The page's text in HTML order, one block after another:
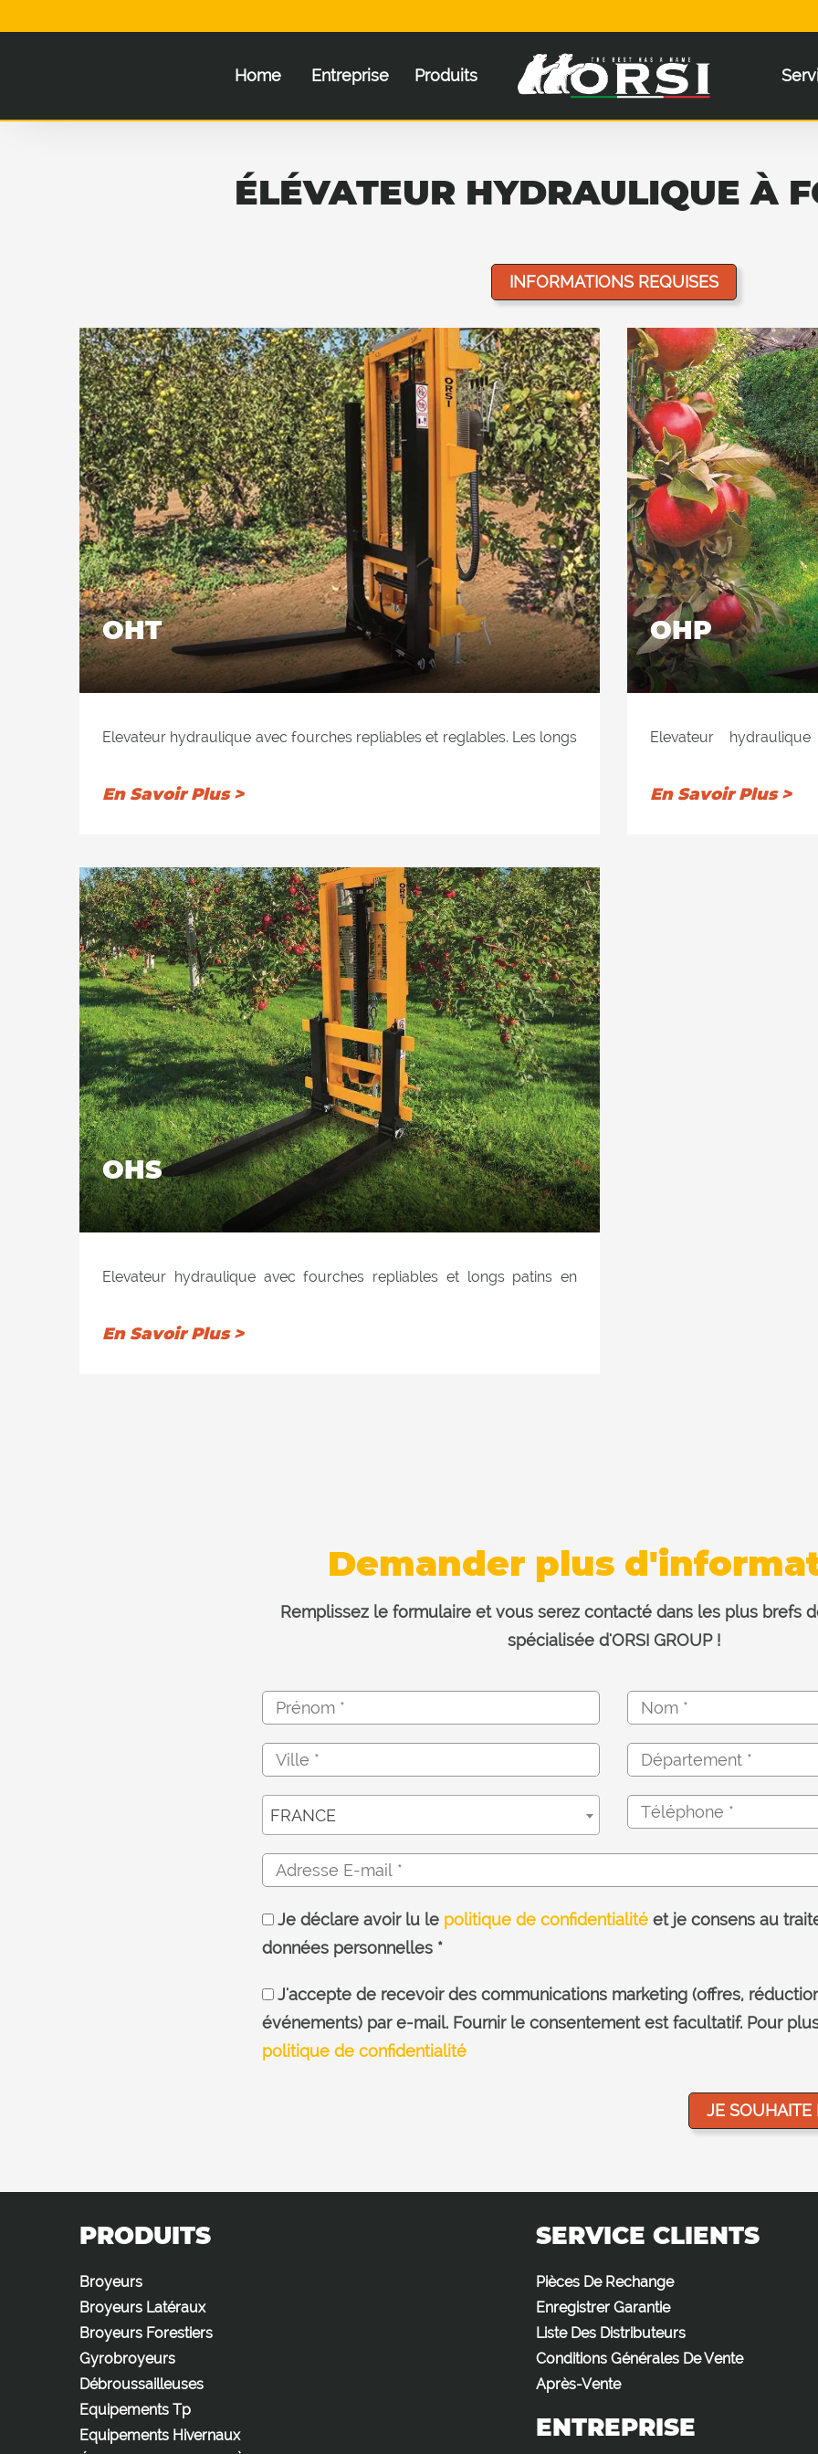
Home Entreprise Produits
ÉLÉVATEUR HYDRAULIQUE À
INFORMATIONS REQUISES
OHT
Elevateur hydraulique avec fourches repliables et reglables. Les longs
au mouvement supplementaire. Presseur de charge, patins en arnite
En Savoir Plus >
OHP
Elevateur
arnite anti-usure et
En Savoir Plus >
OHS
Elevateur hydraulique avec fourches repliables et longs patins en
distributeur. Distributeur prédisposé au mouvement supplementaire,
En Savoir Plus >
Demander plus
Remplissez le formulaire et vous serez contacté dans les plus brefs
spécialisée d'ORSI GROUP !
FRANCE
Je déclare avoir lu le politique de confidentialité et je consens au
données personnelles *
J'accepte de recevoir des communications marketing (offres,
événements) par e-mail. Fournir le consentement est facultatif. Pour
politique de confidentialité
PRODUITS
Broyeurs
Broyeurs Latéraux
Broyeurs Forestiers
Gyrobroyeurs
Débroussailleuses
Equipements Tp
Equipements Hivernaux
SERVICE CLIENTS
Pièces De Rechange
Enregistrer Garantie
Liste Des Distributeurs
Conditions Générales De Vente
Après-Vente
ENTREPRISE